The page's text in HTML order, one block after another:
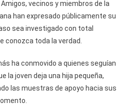
vecinos y miembros de la
han expresado públicamente su
sea investigado con total
conozca toda la verdad.
ha conmovido a quienes seguían
la joven deja una hija pequeña,
las muestras de apoyo hacia sus